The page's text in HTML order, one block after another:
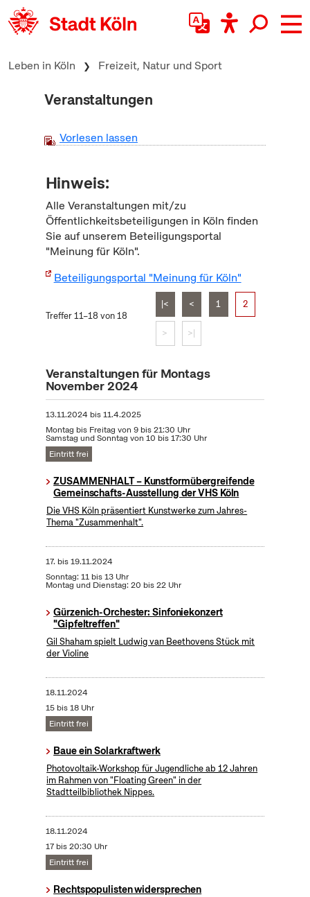
zum Inhalt springen
Leben in Köln Freizeit, Natur und Sport
Veranstaltungen
Vorlesen lassen
Hinweis:
Alle Veranstaltungen mit/zu
Öffentlichkeitsbeteiligungen in Köln finden
Sie auf unserem Beteiligungsportal
"Meinung für Köln".
Beteiligungsportal "Meinung für Köln"
Treffer 11–18 von 18
|< < 1 2
> >|
Veranstaltungen für Montags
November 2024
13.11.2024 bis11.4.2025
Montag bis Freitag von 9 bis 21:30 Uhr
Samstag und Sonntag von 10 bis 17:30 Uhr
Eintritt frei
ZUSAMMENHALT – Kunstformübergreifende
Gemeinschafts-Ausstellung der VHS Köln
Die VHS Köln präsentiert Kunstwerke zum Jahres-
Thema "Zusammenhalt".
17. bis19.11.2024
Sonntag: 11 bis 13 Uhr
Montag und Dienstag: 20 bis 22 Uhr
Gürzenich-Orchester: Sinfoniekonzert
"Gipfeltreffen"
Gil Shaham spielt Ludwig van Beethovens Stück mit
der Violine
18.11.2024
15 bis 18 Uhr
Eintritt frei
Baue ein Solarkraftwerk
​Photovoltaik-Workshop für Jugendliche ab 12 Jahren
im Rahmen von "Floating Green" in der
Stadtteilbibliothek Nippes.
18.11.2024
17 bis 20:30 Uhr
Eintritt frei
Rechtspopulisten widersprechen